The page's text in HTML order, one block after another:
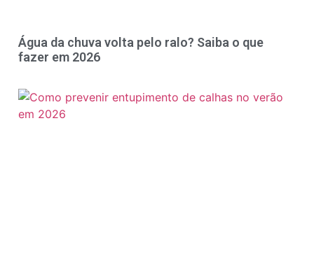
Água da chuva volta pelo ralo? Saiba o que
fazer em 2026